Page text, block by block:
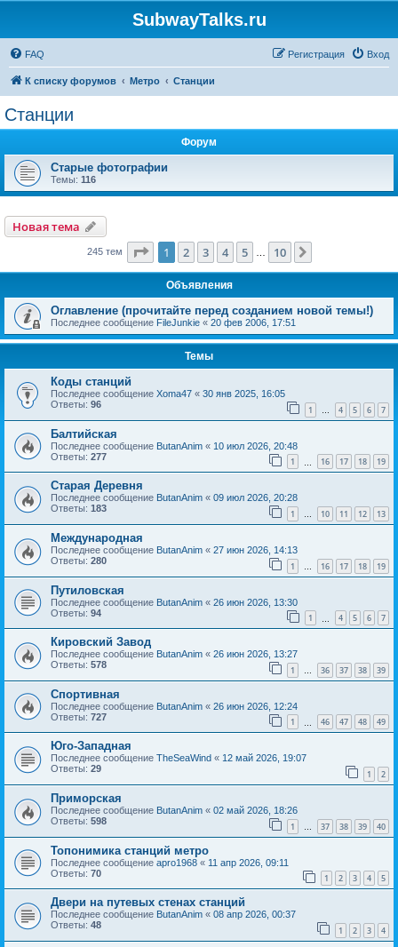
SubwayTalks.ru
FAQ Вход
Регистрация
К списку форумов Метро Станции
Станции
Форум
Старые фотографии
Темы: 116
Новая тема
245 тем Страница из 10
1 2 3 4 5 10
Объявления
Оглавление (прочитайте перед созданием новой темы!)
Последнее сообщение FileJunkie « 20 фев 2006, 17:51
Темы
Коды станций
Последнее сообщение Xoma47 « 30 янв 2025, 16:05
Ответы: 96 1 … 4 5 6 7
Балтийская
Последнее сообщение ButanAnim « 10 июл 2026, 20:48
Ответы: 277 1 16 17 18 19
Старая Деревня
Последнее сообщение ButanAnim « 09 июл 2026, 20:28
Ответы: 183 1 … 10 11 12 13
Международная
Последнее сообщение ButanAnim « 27 июн 2026, 14:13
Ответы: 280 1 … 16 17 18 19
Путиловская
Последнее сообщение ButanAnim « 26 июн 2026, 13:30
Ответы: 94 1 4 5 6 7
Кировский Завод
Последнее сообщение ButanAnim « 26 июн 2026, 13:27
Ответы: 578 1 … 36 37 38 39
Спортивная
Последнее сообщение ButanAnim « 26 июн 2026, 12:24
Ответы: 727 1 46 47 48 49
Юго-Западная
Последнее сообщение TheSeaWind « 12 май 2026, 19:07
Ответы: 29 1 2
Приморская
Последнее сообщение ButanAnim « 02 май 2026, 18:26
Ответы: 598 1 … 37 38 39 40
Топонимика станций метро
Последнее сообщение apro1968 « 11 апр 2026, 09:11
Ответы: 70 1 2 3 4 5
Двери на путевых стенах станций
Последнее сообщение ButanAnim « 08 апр 2026, 00:37
Ответы: 48 1 2 3 4